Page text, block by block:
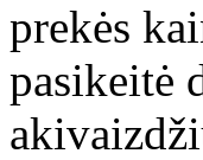
prekės
pasikeitė